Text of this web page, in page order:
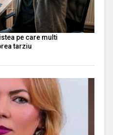
pe care multi
tarziu